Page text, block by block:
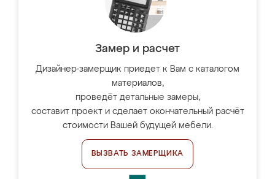
Замер и расчет
Дизайнер-замерщик приедет к Вам с каталогом
материалов,
проведёт детальные замеры,
составит проект и сделает окончательный расчёт
стоимости Вашей будущей мебели.
ВЫЗВАТЬ ЗАМЕРЩИКА